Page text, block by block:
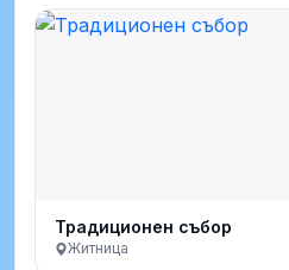
Традиционен събор
Житница